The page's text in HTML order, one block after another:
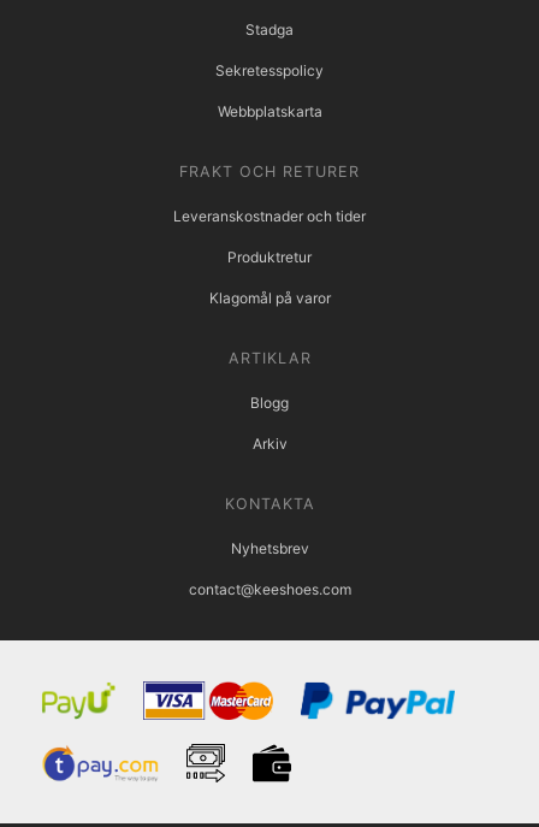
Stadga
Sekretesspolicy
Webbplatskarta
FRAKT OCH RETURER
Leveranskostnader och tider
Produktretur
Klagomål på varor
ARTIKLAR
Blogg
Arkiv
KONTAKTA
Nyhetsbrev
contact@keeshoes.com